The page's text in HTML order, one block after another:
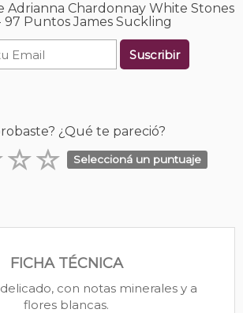
Adrianna Chardonnay White Stones
97 Puntos James Suckling
Suscribir
¿Qué te pareció?
Seleccioná un puntuaje
FICHA TÉCNICA
con notas minerales y a
flores blancas.